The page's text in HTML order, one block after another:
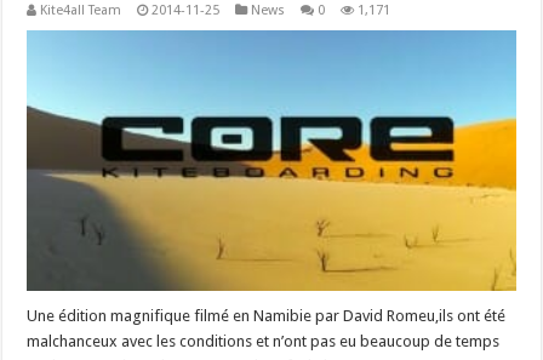
Kite4all Team 2014-11-25 News 0 1,171
Une édition magnifique filmé en Namibie par David Romeu,ils ont été
malchanceux avec les conditions et n’ont pas eu beaucoup de temps